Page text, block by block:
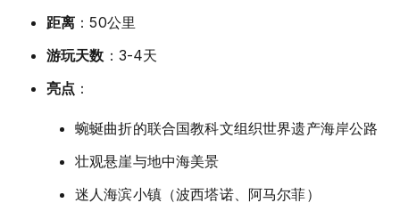
距离 ：50公里
游玩天数 ：3-4天
亮点 ：
蜿蜒曲折的联合国教科文组织世界遗产海岸公路
壮观悬崖与地中海美景
迷人海滨小镇（波西塔诺、阿马尔菲）